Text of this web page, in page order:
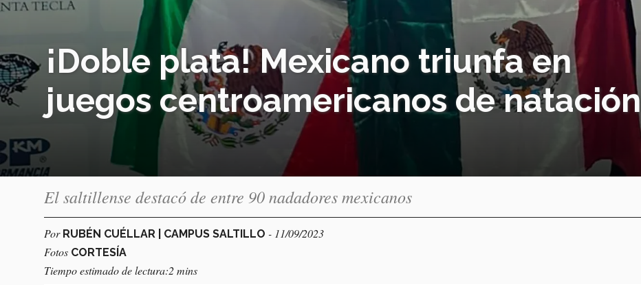
¡Doble plata! Mexicano triunfa en
juegos centroamericanos de natación
El saltillense destacó de entre 90 nadadores mexicanos
Por RUBÉN CUÉLLAR | CAMPUS SALTILLO - 11/09/2023
Fotos CORTESÍA
Tiempo estimado de lectura:2 mins